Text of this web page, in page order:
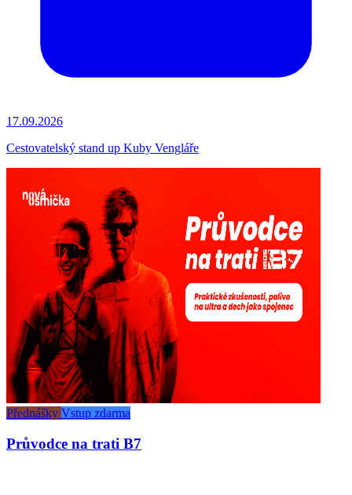
17.09.2026
Cestovatelský stand up Kuby Vengláře
Přednášky Vstup zdarma
Průvodce na trati B7